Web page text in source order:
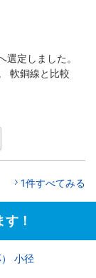
定しました。
軟銅線と比較
1件すべてみる
！
小径